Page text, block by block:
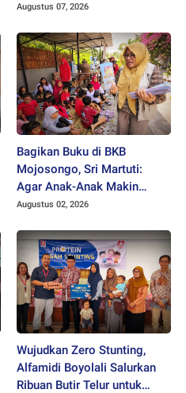
Augustus 07, 2026
Bagikan Buku di BKB
Mojosongo, Sri Martuti:
Agar Anak-Anak Makin
Kreatif
Augustus 02, 2026
Wujudkan Zero Stunting,
Alfamidi Boyolali Salurkan
Ribuan Butir Telur untuk